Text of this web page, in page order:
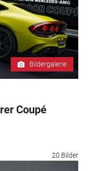
Bildergalerie
Coupé
20 Bilder